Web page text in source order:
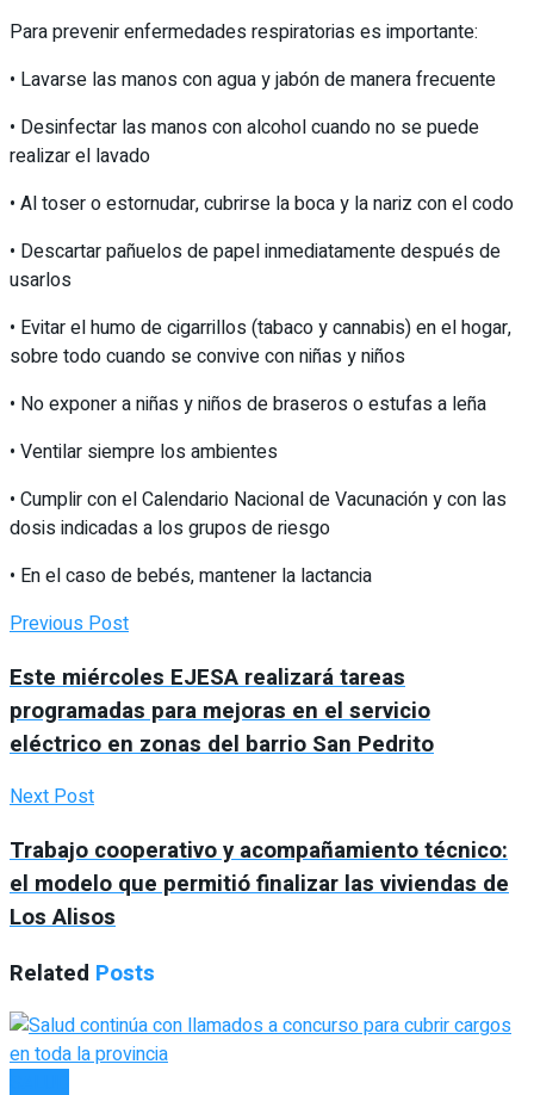
Para prevenir enfermedades respiratorias es importante:
• Lavarse las manos con agua y jabón de manera frecuente
• Desinfectar las manos con alcohol cuando no se puede
realizar el lavado
• Al toser o estornudar, cubrirse la boca y la nariz con el codo
• Descartar pañuelos de papel inmediatamente después de
usarlos
• Evitar el humo de cigarrillos (tabaco y cannabis) en el hogar,
sobre todo cuando se convive con niñas y niños
• No exponer a niñas y niños de braseros o estufas a leña
• Ventilar siempre los ambientes
• Cumplir con el Calendario Nacional de Vacunación y con las
dosis indicadas a los grupos de riesgo
• En el caso de bebés, mantener la lactancia
Previous Post
Este miércoles EJESA realizará tareas
programadas para mejoras en el servicio
eléctrico en zonas del barrio San Pedrito
Next Post
Trabajo cooperativo y acompañamiento técnico:
el modelo que permitió finalizar las viviendas de
Los Alisos
Related Posts